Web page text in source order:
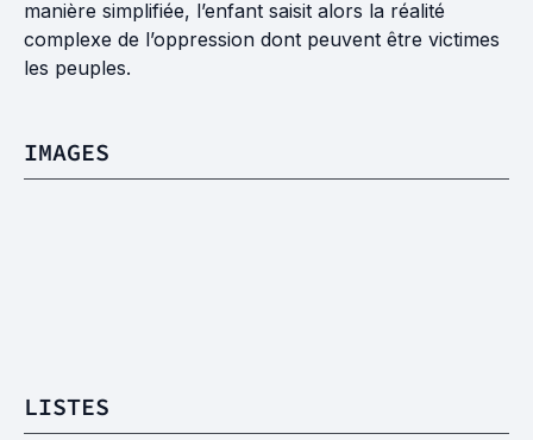
manière simplifiée, l’enfant saisit alors la réalité
complexe de l’oppression dont peuvent être victimes
les peuples.
IMAGES
LISTES